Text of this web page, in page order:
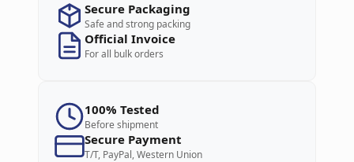
Secure Packaging
Safe and strong packing
Official Invoice
For all bulk orders
100% Tested
Before shipment
Secure Payment
T/T, PayPal, Western Union